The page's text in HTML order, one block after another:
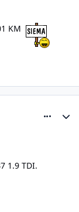
KM
1.9 TDI.